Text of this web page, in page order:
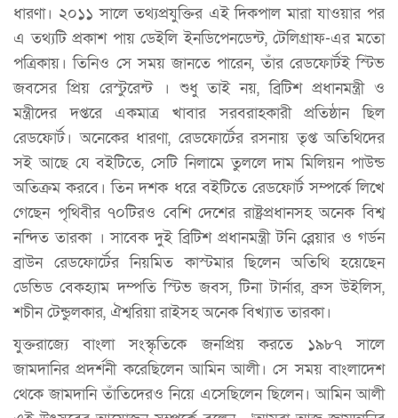
ধারণা। ২০১১ সালে তথ্যপ্রযুক্তির এই দিকপাল মারা যাওয়ার পর
এ তথ্যটি প্রকাশ পায় ডেইলি ইনডিপেনডেন্ট, টেলিগ্রাফ-এর মতো
পত্রিকায়। তিনিও সে সময় জানতে পারেন, তাঁর রেডফোর্টই স্টিভ
জবসের প্রিয় রেস্টুরেন্ট । শুধু তাই নয়, ব্রিটিশ প্রধানমন্ত্রী ও
মন্ত্রীদের দপ্তরে একমাত্র খাবার সরবরাহকারী প্রতিষ্ঠান ছিল
রেডফোর্ট। অনেকের ধারণা, রেডফোর্টের রসনায় তৃপ্ত অতিথিদের
সই আছে যে বইটিতে, সেটি নিলামে তুললে দাম মিলিয়ন পাউন্ড
অতিক্রম করবে। তিন দশক ধরে বইটিতে রেডফোর্ট সম্পর্কে লিখে
গেছেন পৃথিবীর ৭০টিরও বেশি দেশের রাষ্ট্রপ্রধানসহ অনেক বিশ্ব
নন্দিত তারকা । সাবেক দুই ব্রিটিশ প্রধানমন্ত্রী টনি ব্লেয়ার ও গর্ডন
ব্রাউন রেডফোর্টের নিয়মিত কাস্টমার ছিলেন অতিথি হয়েছেন
ডেভিড বেকহ্যাম দম্পতি স্টিভ জবস, টিনা টার্নার, ব্রুস উইলিস,
শচীন টেন্ডুলকার, ঐশ্বরিয়া রাইসহ অনেক বিখ্যাত‍ তারকা।
যুক্তরাজ্যে বাংলা সংস্কৃতিকে জনপ্রিয় করতে ১৯৮৭ সালে
জামদানির প্রদর্শনী করেছিলেন আমিন আলী। সে সময় বাংলাদেশ
থেকে জামদানি তাঁতিদেরও নিয়ে এসেছিলেন ছিলেন। আমিন আলী